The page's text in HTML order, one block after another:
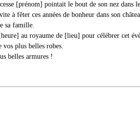
[prénom] pointait le bout de son nez dans
à fêter ces années de bonheur dans son
sa famille.
au royaume de [lieu] pour célébrer cet
vos plus belles robes.
belles armures !